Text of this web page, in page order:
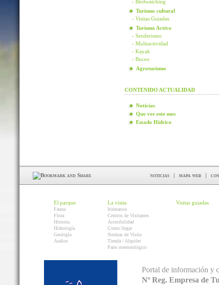
- Birdwatching
Turismo cultural
- Visitas Guiadas
Turismo Activo
- Senderismo
- Multiactividad
- Kayak
- Buceo
Agroturismo
CONTENIDO ACTUALIDAD
Noticias
Que ver este mes
Estado Hídrico
noticias | mapa web |
El parque
Fauna
Flora
Historia
Hidrología
Geología
Audios
La visita
Itinerarios
Centros de Visitantes
Accesibilidad
Como llegar
Normas de Visita
Tienda / Alquiler
Parte meteorológico
Visitas guiadas
Portal de información y
Nº Reg. Empresa de